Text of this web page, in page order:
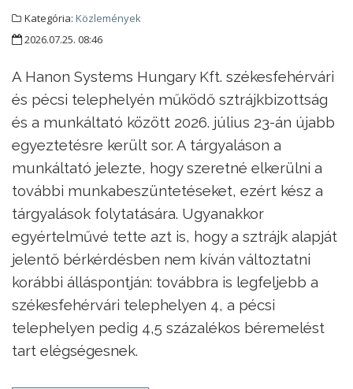
Kategória: Közlemények
2026.07.25. 08:46
A Hanon Systems Hungary Kft. székesfehérvári
és pécsi telephelyén működő sztrájkbizottság
és a munkáltató között 2026. július 23-án újabb
egyeztetésre került sor. A tárgyaláson a
munkáltató jelezte, hogy szeretné elkerülni a
további munkabeszüntetéseket, ezért kész a
tárgyalások folytatására. Ugyanakkor
egyértelművé tette azt is, hogy a sztrájk alapját
jelentő bérkérdésben nem kíván változtatni
korábbi álláspontján: továbbra is legfeljebb a
székesfehérvári telephelyen 4, a pécsi
telephelyen pedig 4,5 százalékos béremelést
tart elégségesnek.